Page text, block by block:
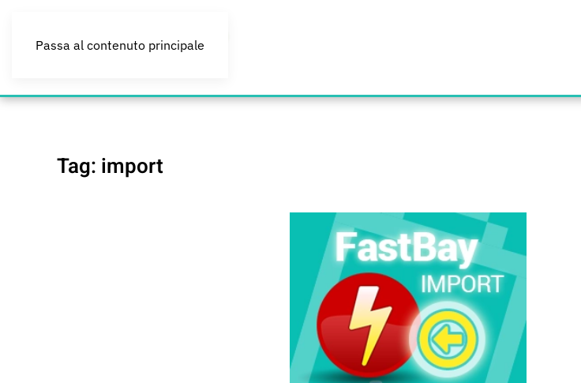
Passa al contenuto principale
Tag: import